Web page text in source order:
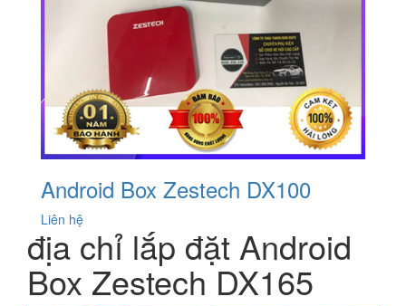
Android Box Zestech DX100
Liên hệ
địa chỉ lắp đặt Android
Box Zestech DX165